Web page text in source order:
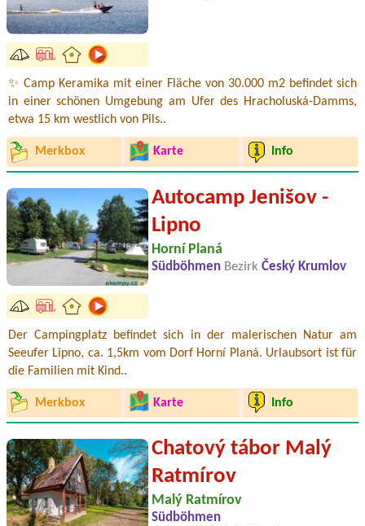
✨ Camp Keramika mit einer Fläche von 30.000 m2 befindet sich
in einer schönen Umgebung am Ufer des Hracholuská-Damms,
etwa 15 km westlich von Pils..
Merkbox Karte Info
Autocamp Jenišov -
Lipno
Horní Planá
Südböhmen Bezirk Český Krumlov
Der Campingplatz befindet sich in der malerischen Natur am
Seeufer Lipno, ca. 1,5km vom Dorf Horní Planá. Urlaubsort ist für
die Familien mit Kind..
Merkbox Karte Info
Chatový tábor Malý
Ratmírov
Malý Ratmírov
Südböhmen